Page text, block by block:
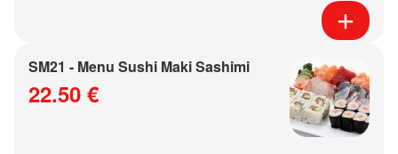
SM21 - Menu Sushi Maki Sashimi
22.50 €